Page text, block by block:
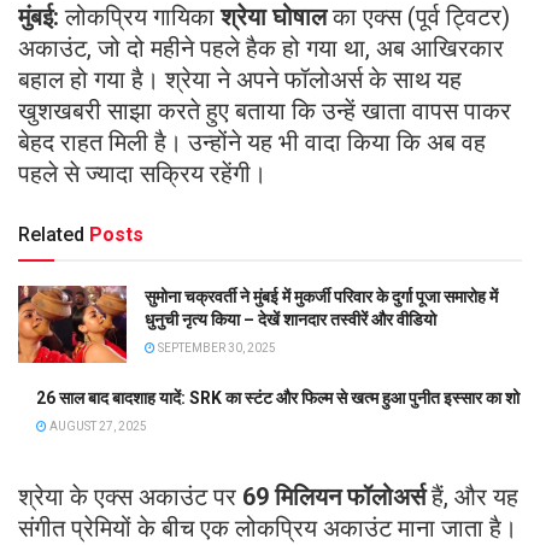
मुंबई: लोकप्रिय गायिकाश्रेया घोषालका एक्स (पूर्व ट्विटर)
अकाउंट, जो दो महीने पहले हैक हो गया था, अब आखिरकार
बहाल हो गया है। श्रेया ने अपने फॉलोअर्स के साथ यह
खुशखबरी साझा करते हुए बताया कि उन्हें खाता वापस पाकर
बेहद राहत मिली है। उन्होंने यह भी वादा किया कि अब वह
पहले से ज्यादा सक्रिय रहेंगी।
Related Posts
सुमोना चक्रवर्ती ने मुंबई में मुकर्जी परिवार के दुर्गा पूजा समारोह में
धुनुची नृत्य किया – देखें शानदार तस्वीरें और वीडियो
SEPTEMBER 30, 2025
26 साल बाद बादशाह यादें: SRK का स्टंट और फिल्म से खत्म हुआ पुनीत इस्सार का शो
AUGUST 27, 2025
श्रेया के एक्स अकाउंट पर 69 मिलियन फॉलोअर्सहैं, और यह
संगीत प्रेमियों के बीच एक लोकप्रिय अकाउंट माना जाता है।